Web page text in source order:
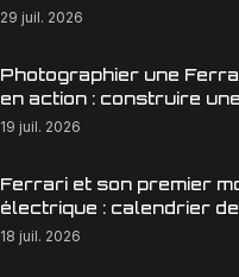
29 juil. 2026
Photographier une
en action : construire
éditoriale qui raconte la
19 juil. 2026
Ferrari et son premier
électrique : calendrier
en Europe
18 juil. 2026